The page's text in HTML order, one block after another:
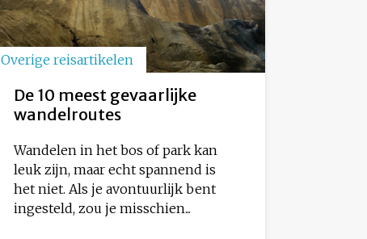
Overige reisartikelen
De 10 meest gevaarlijke
wandelroutes
Wandelen in het bos of park kan
leuk zijn, maar echt spannend is
het niet. Als je avontuurlijk bent
ingesteld, zou je misschien...